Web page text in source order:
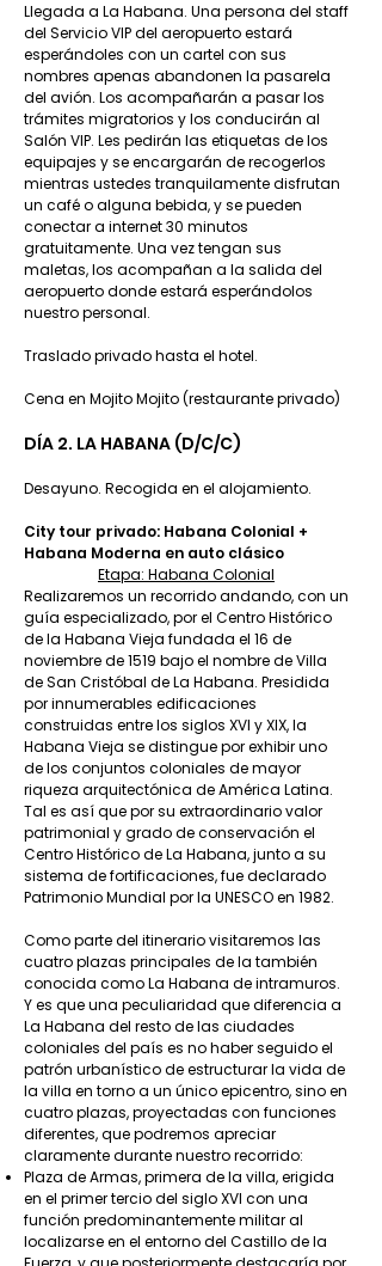
Llegada a La Habana. Una persona del staff
del Servicio VIP del aeropuerto estará
esperándoles con un cartel con sus
nombres apenas abandonen la pasarela
del avión. Los acompañarán a pasar los
trámites migratorios y los conducirán al
Salón VIP. Les pedirán las etiquetas de los
equipajes y se encargarán de recogerlos
mientras ustedes tranquilamente disfrutan
un café o alguna bebida, y se pueden
conectar a internet 30 minutos
gratuitamente. Una vez tengan sus
maletas, los acompañan a la salida del
aeropuerto donde estará esperándolos
nuestro personal.
Traslado privado hasta el hotel.
Cena en Mojito Mojito (restaurante privado)
DÍA 2. LA HABANA (D/C/C)
Desayuno. Recogida en el alojamiento.
City tour privado: Habana Colonial +
Habana Moderna en auto clásico
Etapa: Habana Colonial
Realizaremos un recorrido andando, con un
guía especializado, por el Centro Histórico
de la Habana Vieja fundada el 16 de
noviembre de 1519 bajo el nombre de Villa
de San Cristóbal de La Habana. Presidida
por innumerables edificaciones
construidas entre los siglos XVI y XIX, la
Habana Vieja se distingue por exhibir uno
de los conjuntos coloniales de mayor
riqueza arquitectónica de América Latina.
Tal es así que por su extraordinario valor
patrimonial y grado de conservación el
Centro Histórico de La Habana, junto a su
sistema de fortificaciones, fue declarado
Patrimonio Mundial por la UNESCO en 1982.
Como parte del itinerario visitaremos las
cuatro plazas principales de la también
conocida como La Habana de intramuros.
Y es que una peculiaridad que diferencia a
La Habana del resto de las ciudades
coloniales del país es no haber seguido el
patrón urbanístico de estructurar la vida de
la villa en torno a un único epicentro, sino en
cuatro plazas, proyectadas con funciones
diferentes, que podremos apreciar
claramente durante nuestro recorrido:
Plaza de Armas, primera de la villa, erigida
en el primer tercio del siglo XVI con una
función predominantemente militar al
localizarse en el entorno del Castillo de la